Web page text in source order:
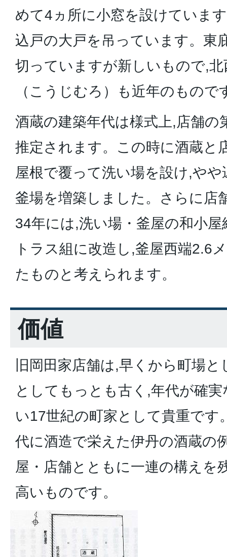
めて4ヵ所に小窓を設けていま
込戸の大戸を吊っています。東
切っていますが新しいもので,
（こうじむろ）も近年のもので
酒蔵の建築年代は様式上,店舗の
推定されます。この時に酒蔵と
屋根で覆って洗い場を設け,や
釜場を増築しました。さらに店
34年には,洗い場・釜屋の和小
トラス組に改造し,釜屋西端2.6
たものと考えられます。
価値
旧岡田家店舗は,早くから町場
としてもっとも古く,年代が確
い17世紀の町家として貴重です
代に酒造で栄えた伊丹の酒蔵の
屋・店舗とともに一連の構えを
高いものです。